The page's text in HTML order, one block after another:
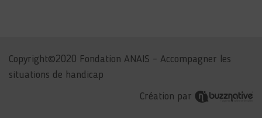
Copyright©2020 Fondation ANAIS – Accompagner les
situations de handicap
Création par